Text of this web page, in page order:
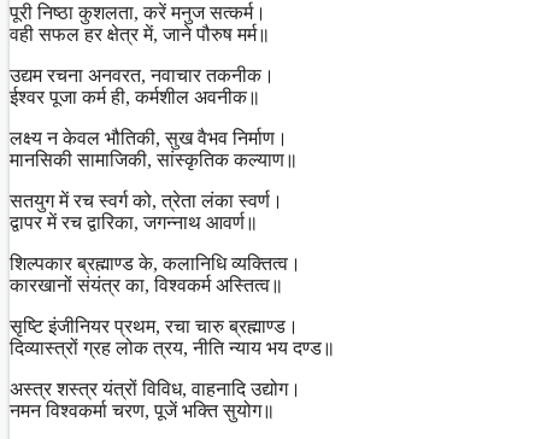
पूरी निष्ठा कुशलता, करें मनुज सत्कर्म।
वही सफल हर क्षेत्र में, जाने पौरुष मर्म॥
उद्यम रचना अनवरत, नवाचार तकनीक।
ईश्वर पूजा कर्म ही, कर्मशील अवनीक॥
लक्ष्य न केवल भौतिकी, सुख वैभव निर्माण।
मानसिकी सामाजिकी, सांस्कृतिक कल्याण॥
सतयुग में रच स्वर्ग को, त्रेता लंका स्वर्ण।
द्वापर में रच द्वारिका, जगन्नाथ आवर्ण॥
शिल्पकार ब्रह्माण्ड के, कलानिधि व्यक्तित्व।
कारखानों संयंत्र का, विश्वकर्म अस्तित्व॥
सृष्टि इंजीनियर प्रथम, रचा चारु ब्रह्माण्ड।
दिव्यास्त्रों ग्रह लोक त्रय, नीति न्याय भय दण्ड॥
अस्त्र शस्त्र यंत्रों विविध, वाहनादि उद्योग।
नमन विश्वकर्मा चरण, पूजें भक्ति सुयोग॥